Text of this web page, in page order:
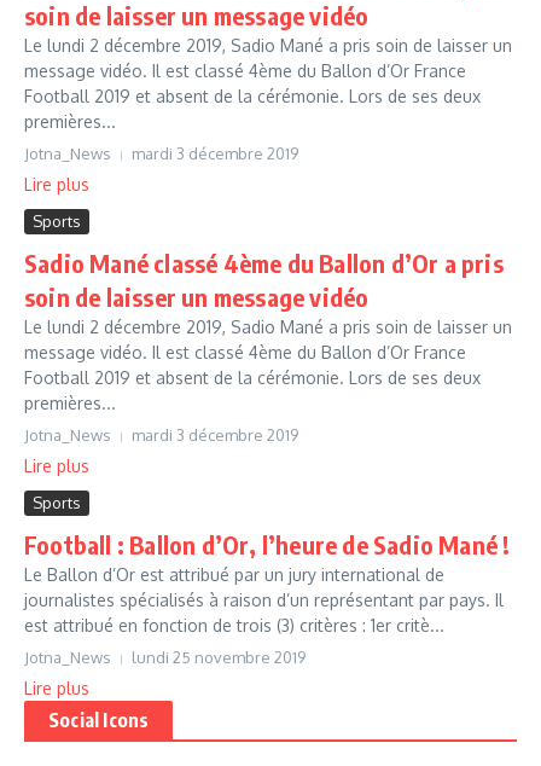
soin de laisser un message vidéo
Le lundi 2 décembre 2019, Sadio Mané a pris soin de laisser un
message vidéo. Il est classé 4ème du Ballon d’Or France
Football 2019 et absent de la cérémonie. Lors de ses deux
premières...
Jotna_News mardi 3 décembre 2019
Lire plus
Sports
Sadio Mané classé 4ème du Ballon d’Or a pris
soin de laisser un message vidéo
Le lundi 2 décembre 2019, Sadio Mané a pris soin de laisser un
message vidéo. Il est classé 4ème du Ballon d’Or France
Football 2019 et absent de la cérémonie. Lors de ses deux
premières...
Jotna_News mardi 3 décembre 2019
Lire plus
Sports
Football : Ballon d’Or, l’heure de Sadio Mané !
Le Ballon d’Or est attribué par un jury international de
journalistes spécialisés à raison d’un représentant par pays. Il
est attribué en fonction de trois (3) critères : 1er critè...
Jotna_News lundi 25 novembre 2019
Lire plus
Social Icons